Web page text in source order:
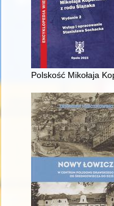
Polskość Mikołaja